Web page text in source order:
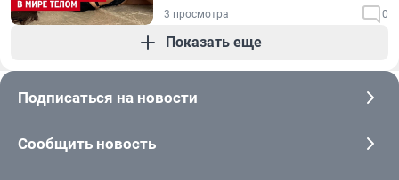
3 просмотра 0
Показать еще
Подписаться на новости
Сообщить новость